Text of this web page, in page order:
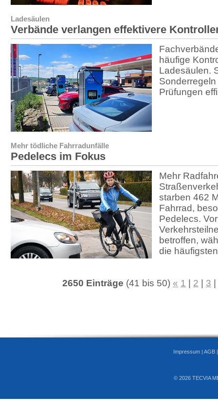
Ladesäulen
Verbände verlangen effektivere
häufige
Ladesäulen.
Prüfungen
Mehr tödliche Fahrradunfälle
Pedelecs im Fokus
Mehr
starben 462
Fahrrad,
Pedelecs.
betroffen,
die
2650 Einträge (41 bis 50) « 1 2 3
Impressum | AGB
© 2026 TECVIA